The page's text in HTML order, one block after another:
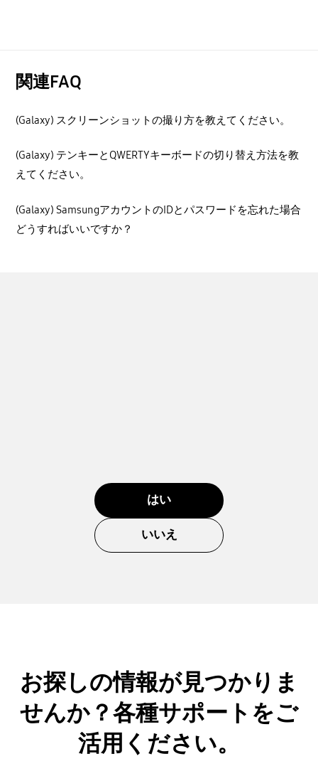
関連FAQ
(Galaxy) スクリーンショットの撮り方を教えてください。
(Galaxy) テンキーとQWERTYキーボードの切り替え方法を教
えてください。
(Galaxy) SamsungアカウントのIDとパスワードを忘れた場合
どうすればいいですか？
はい
いいえ
お探しの情報が見つかりま
せんか？各種サポートをご
活用ください。